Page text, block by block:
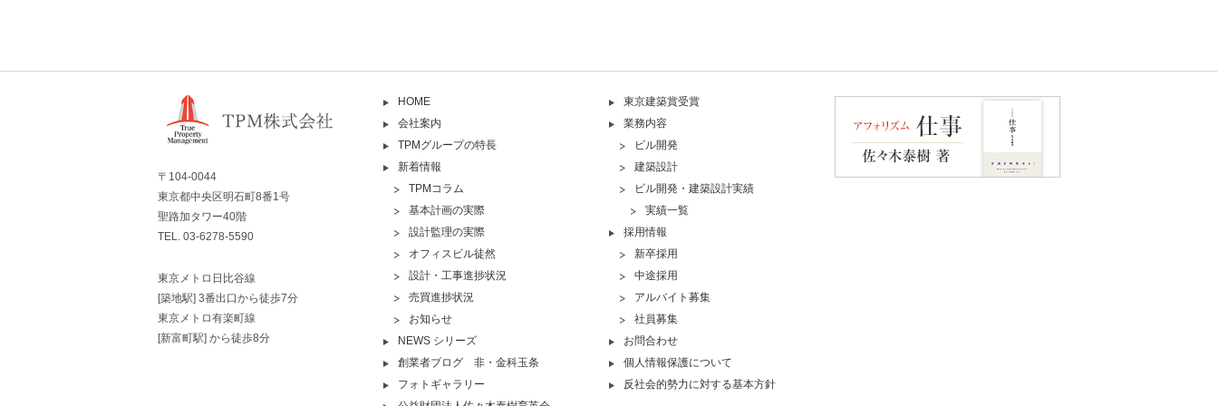
〒104-0044
東京都中央区明石町8番1号
聖路加タワー40階
TEL. 03-6278-5590
東京メトロ日比谷線
[築地駅] 3番出口から徒歩7分
東京メトロ有楽町線
[新富町駅] から徒歩8分
HOME
会社案内
TPMグループの特長
新着情報
TPMコラム
基本計画の実際
設計監理の実際
オフィスビル徒然
設計・工事進捗状況
売買進捗状況
お知らせ
NEWS シリーズ
創業者ブログ 非・金科玉条
フォトギャラリー
東京建築賞受賞
業務内容
ビル開発
建築設計
ビル開発・建築設計実績
実績一覧
採用情報
新卒採用
中途採用
アルバイト募集
社員募集
お問合わせ
個人情報保護について
反社会的勢力に対する基本方針